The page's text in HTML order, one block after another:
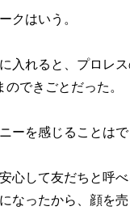
クはいう。
入れると、プロレ
できごとだった。
を感じることはで
して友だちと呼べ
なったから、顔を